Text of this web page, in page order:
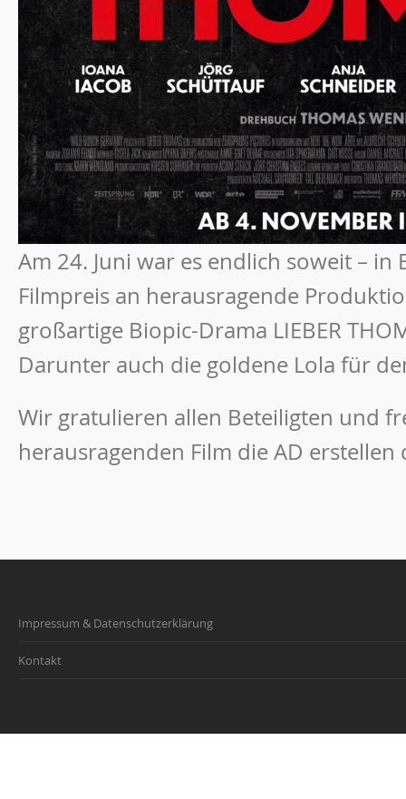
Am 24. Juni war es endlich soweit –
Filmpreis an herausragende
großartige Biopic-Drama LIEBER
Darunter auch die goldene Lola für
Wir gratulieren allen Beteiligten und
herausragenden Film die AD
Impressum & Datenschutzerklärung
Kontakt